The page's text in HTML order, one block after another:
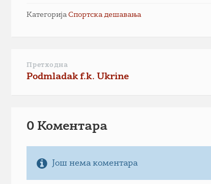
КатегоријаСпортска дешавања
Претходна
Podmladak f.k. Ukrine
0 Коментарa
Још нема коментара